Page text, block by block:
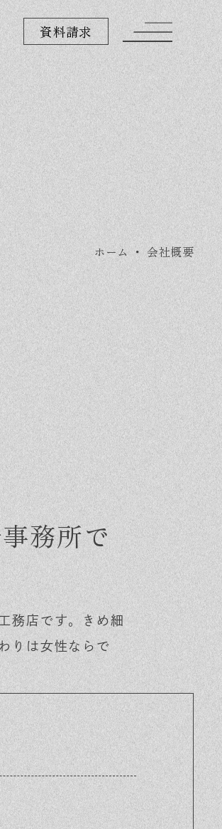
資料請求
ホーム ・会社概要
務所で
務店です。きめ細
りは女性ならで
Event Contact